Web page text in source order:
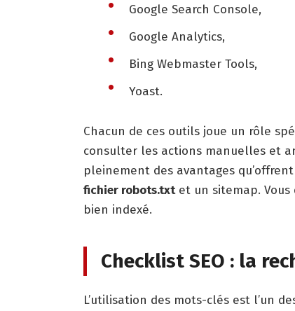
Google Search Console,
Google Analytics,
Bing Webmaster Tools,
Yoast.
Chacun de ces outils joue un rôle
consulter les actions manuelles et
pleinement des avantages
fichier robots.txtet un sitemap. Vous
bien indexé.
Checklist SEO : la
L’utilisation des mots-clés est l’un